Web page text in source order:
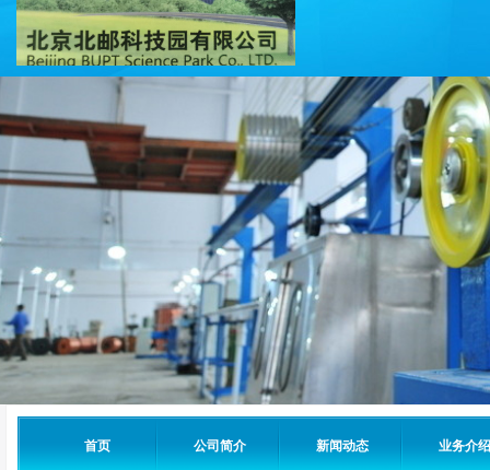
首页 公司简介 新闻动态 业务介绍